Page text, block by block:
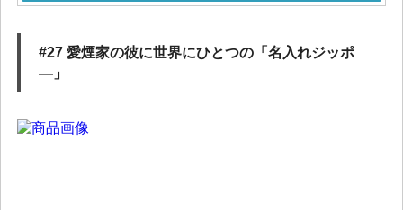
#27 愛煙家の彼に世界にひとつの「名入れジッポ
―」